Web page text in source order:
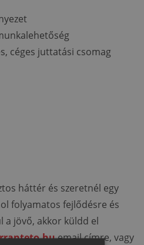
céges juttatási csomag
háttér és szeretnél egy
folyamatos fejlődésre és
a jövő, akkor küldd el
email címre, vagy